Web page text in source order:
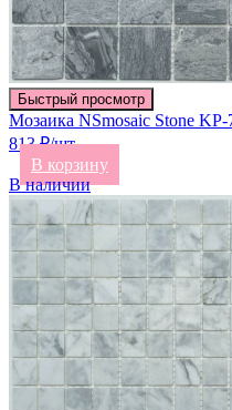
Быстрый просмотр
Мозаика NSmosaic Stone KP-
813 ₽/шт
В корзину
В наличии